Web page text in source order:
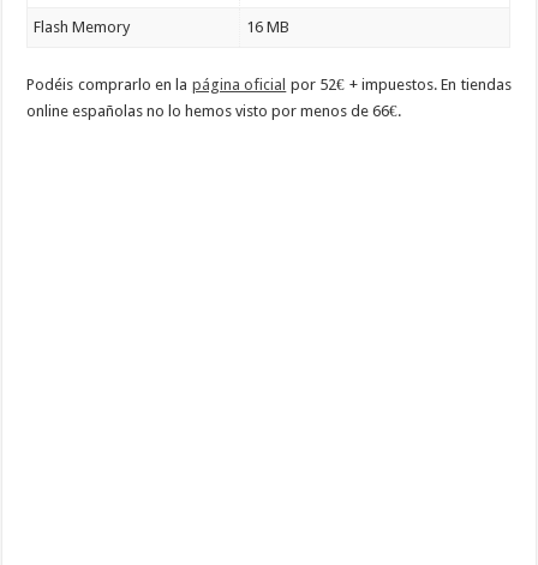
Flash Memory 16 MB
Podéis comprarlo en la página oficial por 52€ + impuestos. En tiendas
online españolas no lo hemos visto por menos de 66€.